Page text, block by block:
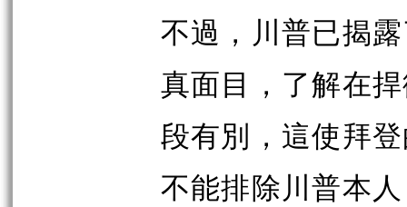
不過，川普已揭
真面目，了解在
段有別，這使拜
不能排除川普本